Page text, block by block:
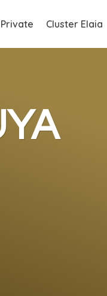
Cluster Elaia